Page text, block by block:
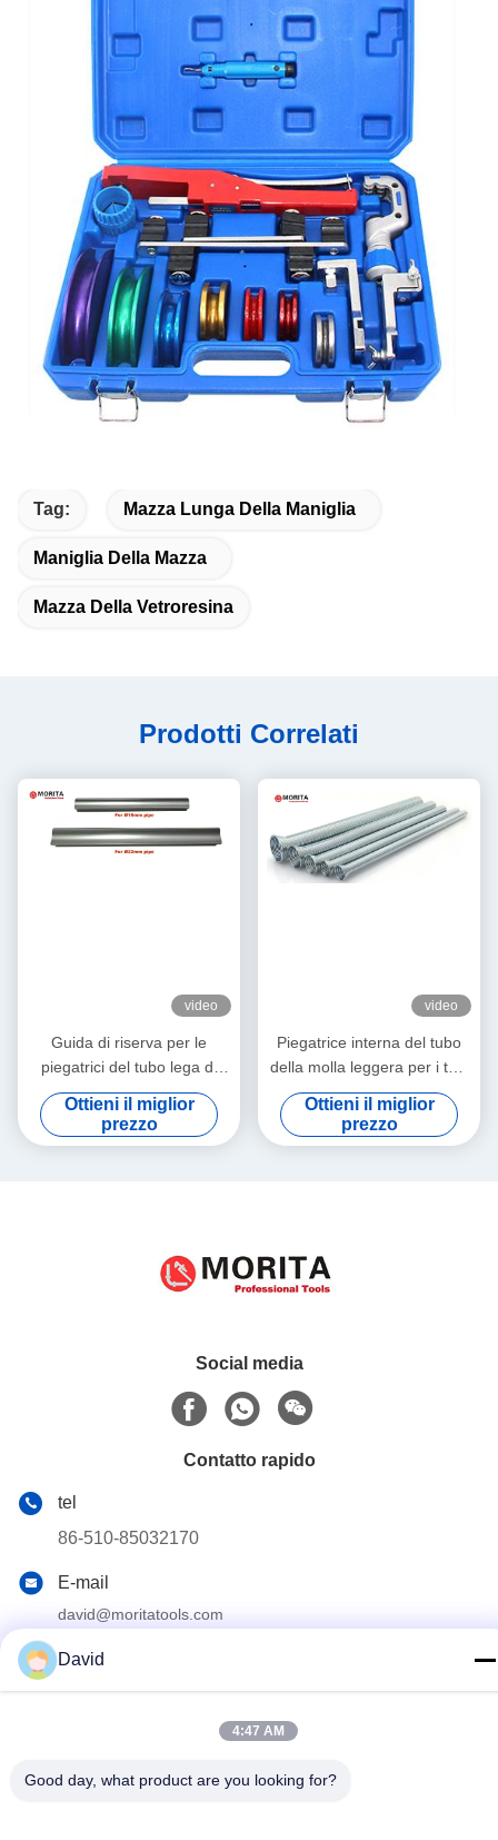
Tag: Mazza Lunga Della Maniglia
Maniglia Della Mazza
Mazza Della Vetroresina
Prodotti Correlati
video
Guida di riserva per le
piegatrici del tubo lega di
alluminio di 22mm & di
15mm che conserva forma
del tubo nessuna
Ottieni il miglior
prezzo
video
Piegatrice interna del tubo
della molla leggera per i tubi
di rame 6,8,10,12,16,19mm,
1/4", 5/16", 3/8", 1/2», 5/8",
3/4"
Ottieni il miglior
prezzo
Social media
Contatto rapido
tel
86-510-85032170
E-mail
david@moritatools.com
Indirizzo
Informativa sulla privacy|Mappa del sito
David
4:47 AM
Good day, what product are you looking for?